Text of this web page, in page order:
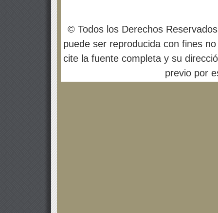
© Todos los Derechos
puede ser reproducida con fines
cite la fuente completa y su
previo por